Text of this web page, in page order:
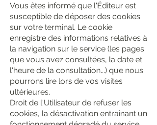
Vous êtes informé que l'Éditeur est
susceptible de déposer des cookies
sur votre terminal. Le cookie
enregistre des informations relatives à
la navigation sur le service (les pages
que vous avez consultées, la date et
l'heure de la consultation...) que nous
pourrons lire lors de vos visites
ultérieures.
Droit de l'Utilisateur de refuser les
cookies, la désactivation entraînant un